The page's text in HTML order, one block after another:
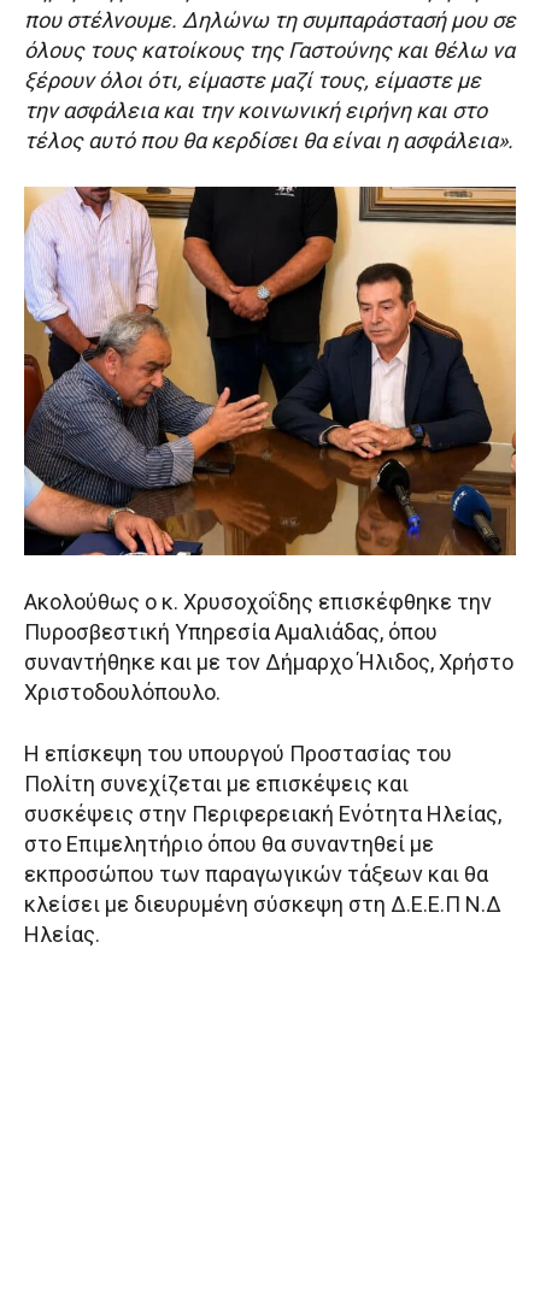
που στέλνουμε. Δηλώνω τη συμπαράστασή μου σε
όλους τους κατοίκους της Γαστούνης και θέλω να
ξέρουν όλοι ότι, είμαστε μαζί τους, είμαστε με
την ασφάλεια και την κοινωνική ειρήνη και στο
τέλος αυτό που θα κερδίσει θα είναι η ασφάλεια».
Ακολούθως ο κ. Χρυσοχοΐδης επισκέφθηκε την
Πυροσβεστική Υπηρεσία Αμαλιάδας, όπου
συναντήθηκε και με τον Δήμαρχο Ήλιδος, Χρήστο
Χριστοδουλόπουλο.
Η επίσκεψη του υπουργού Προστασίας του
Πολίτη συνεχίζεται με επισκέψεις και
συσκέψεις στην Περιφερειακή Ενότητα Ηλείας,
στο Επιμελητήριο όπου θα συναντηθεί με
εκπροσώπου των παραγωγικών τάξεων και θα
κλείσει με διευρυμένη σύσκεψη στη Δ.Ε.Ε.Π Ν.Δ
Ηλείας.